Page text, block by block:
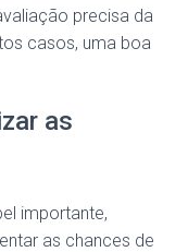
precisa da
casos, uma boa
as
importante,
as chances de